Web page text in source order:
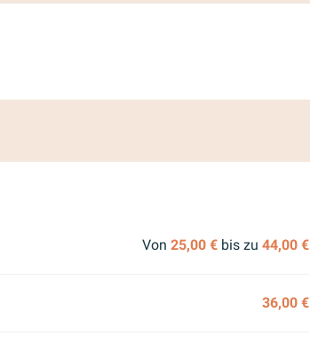
Von25,00 € bis zu44,00 €
36,00 €